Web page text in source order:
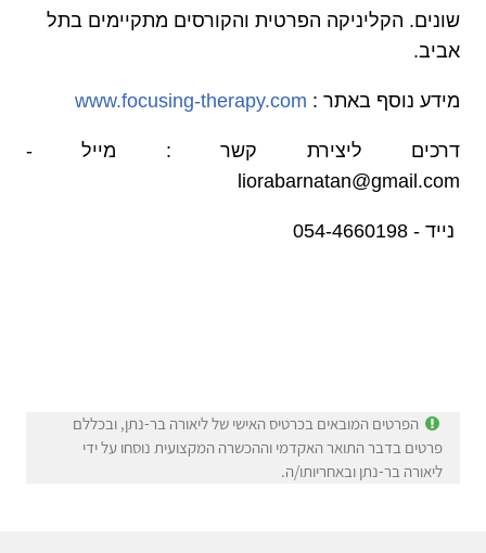
שונים. הקליניקה הפרטית והקורסים מתקיימים בתל
אביב.
מידע נוסף באתר : www.focusing-therapy.com
דרכים ליצירת קשר : מייל -
liorabarnatan@gmail.com
נייד - 054-4660198
הפרטים המובאים בכרטיס האישי של ליאורה בר-נתן, ובכללם
פרטים בדבר התואר האקדמי וההכשרה המקצועית נוסחו על ידי
ליאורה בר-נתן ובאחריותו/ה.